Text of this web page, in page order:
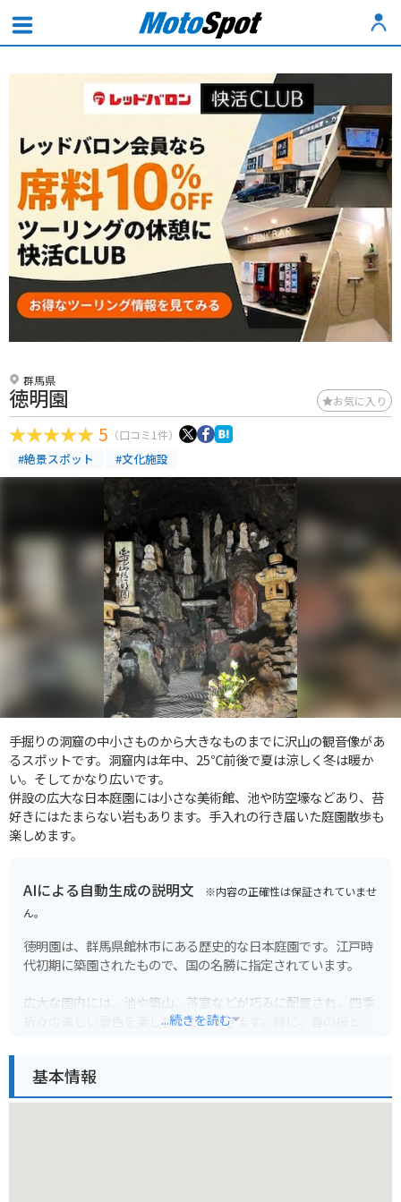
群馬県
徳明園 お気に入り
5 （口コミ1件）
#絶景スポット #文化施設
手掘りの洞窟の中小さものから大きなものまでに沢山の観音像があ
るスポットです。洞窟内は年中、25℃前後で夏は涼しく冬は暖か
い。そしてかなり広いです。
併設の広大な日本庭園には小さな美術館、池や防空壕などあり、苔
好きにはたまらない岩もあります。手入れの行き届いた庭園散歩も
楽しめます。
AIによる自動生成の説明文 ※内容の正確性は保証されていませ
ん。
徳明園は、群馬県館林市にある歴史的な日本庭園です。江戸時
代初期に築園されたもので、国の名勝に指定されています。
広大な園内には、池や築山、茶室などが巧みに配置され、四季
折々の美しい景色を楽しむことができます。特に、春の桜と秋
ます。
...続きを読む
基本情報